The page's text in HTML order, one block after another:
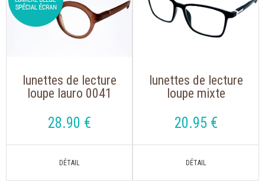
lunettes de lecture
loupe lauro 0041
ronde
28.90 €
lunettes de lecture
loupe mixte
avec clip solaire
aimanté polarisé
20.95 €